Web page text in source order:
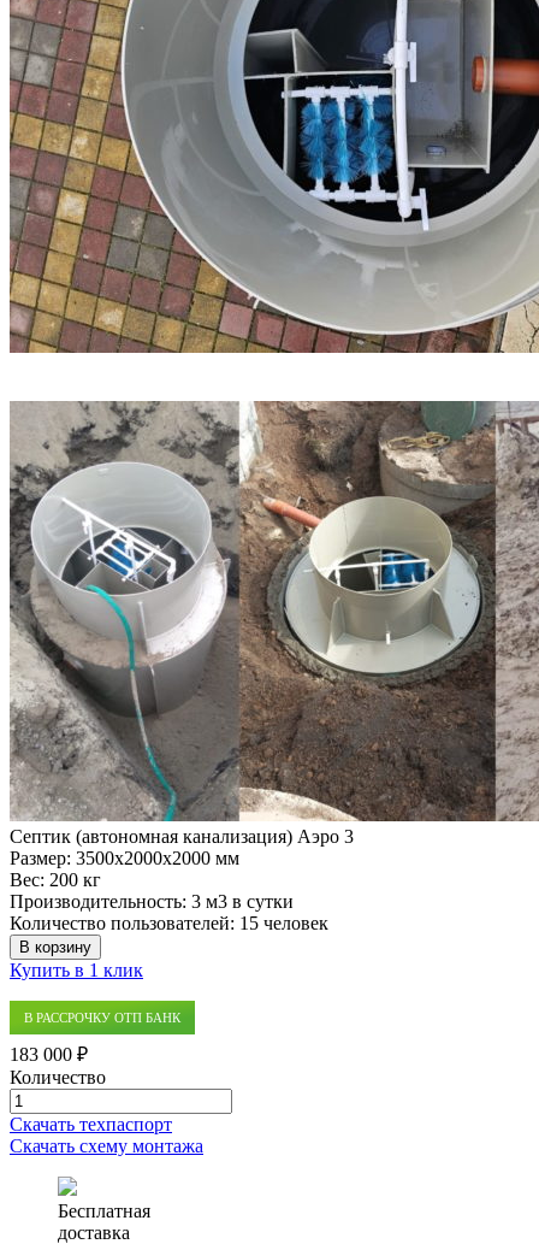
Септик (автономная канализация) Аэро 3
Размер: 3500x2000x2000 мм
Вес: 200 кг
Производительность: 3 м3 в сутки
Количество пользователей: 15 человек
В корзину
Купить в 1 клик
В РАССРОЧКУ ОТП БАНК
183 000 ₽
Количество
Количество
товара
Септик
канализация)
Скачать техпаспорт
Скачать схему монтажа
Бесплатная
доставка